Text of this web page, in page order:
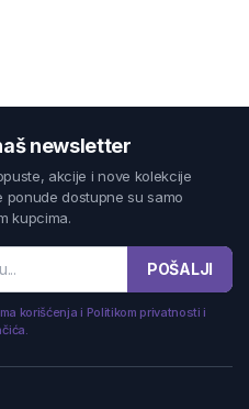
newsletter
akcije i nove kolekcije
ponude dostupne su samo
kupcima.
POŠALJI
korišćenja i Politikom privatnosti i